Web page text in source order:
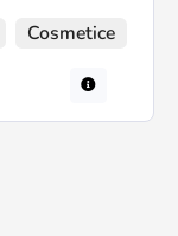
Cosmetice